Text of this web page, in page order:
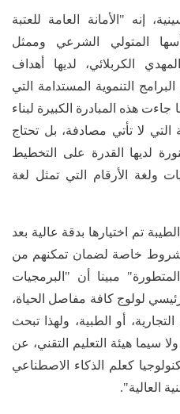
إنه "الأمانة العامة للعتبة
المتولي الشرعي وممثل
الكربلائي، لديها أهداف
التنموية المستدامة التي
هذه المبادرة الكبيرة لبناء
التي لا تأتي مصادفة، بل تحتاج
لديها القدرة على التخطيط
ولغة الأرقام التي تمثل لغة
تم اختيارها بدقة عالية بعد
شروط خاصة لضمان تمكنهم من
مبينا أن "البرمجيات
لولوج كافة مفاصل الحياة،
أو الطبية، ولهذا تبحث
سيما هيئة التعليم التقني، عن
كعلم الذكاء الاصطناعي
العالية".